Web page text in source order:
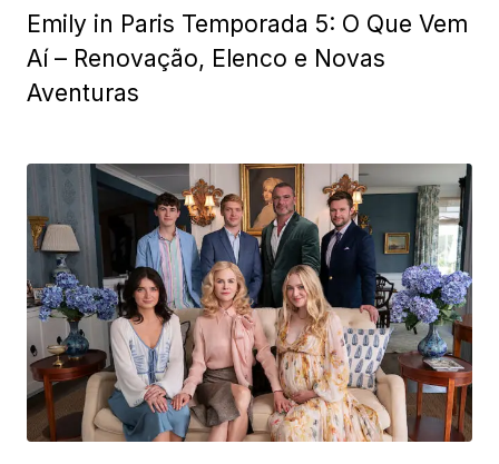
Emily in Paris Temporada 5: O Que Vem
Aí – Renovação, Elenco e Novas
Aventuras